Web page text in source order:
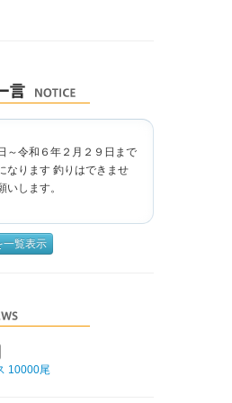
～令和６年２月２９日まで
なります 釣りはできませ
いします。
一覧表示
10000尾